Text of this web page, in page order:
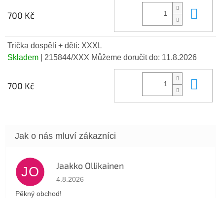
700 Kč
Trička dospělí + děti: XXXL
Skladem
| 215844/XXX Můžeme doručit do: 11.8.2026
700 Kč
JO Jaakko Ollikainen
Hodnocení obchodu je 5 z 5 hvězdiček.
4.8.2026
Pěkný obchod!